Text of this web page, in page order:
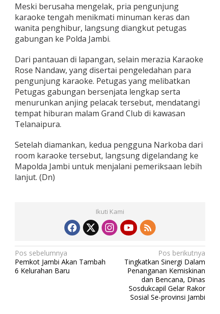
Meski berusaha mengelak, pria pengunjung
karaoke tengah menikmati minuman keras dan
wanita penghibur, langsung diangkut petugas
gabungan ke Polda Jambi.
Dari pantauan di lapangan, selain merazia Karaoke
Rose Nandaw, yang disertai pengeledahan para
pengunjung karaoke. Petugas yang melibatkan
Petugas gabungan bersenjata lengkap serta
menurunkan anjing pelacak tersebut, mendatangi
tempat hiburan malam Grand Club di kawasan
Telanaipura.
Setelah diamankan, kedua pengguna Narkoba dari
room karaoke tersebut, langsung digelandang ke
Mapolda Jambi untuk menjalani pemeriksaan lebih
lanjut. (Dn)
Ikuti Kami
N
a
Pos sebelumnya
Pemkot Jambi Akan Tambah
6 Kelurahan Baru
Pos berikutnya
Tingkatkan Sinergi Dalam
Penanganan Kemiskinan
dan Bencana, Dinas
Sosdukcapil Gelar Rakor
Sosial Se-provinsi Jambi